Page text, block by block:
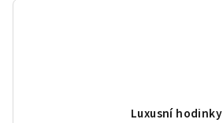
Luxusní hodinky